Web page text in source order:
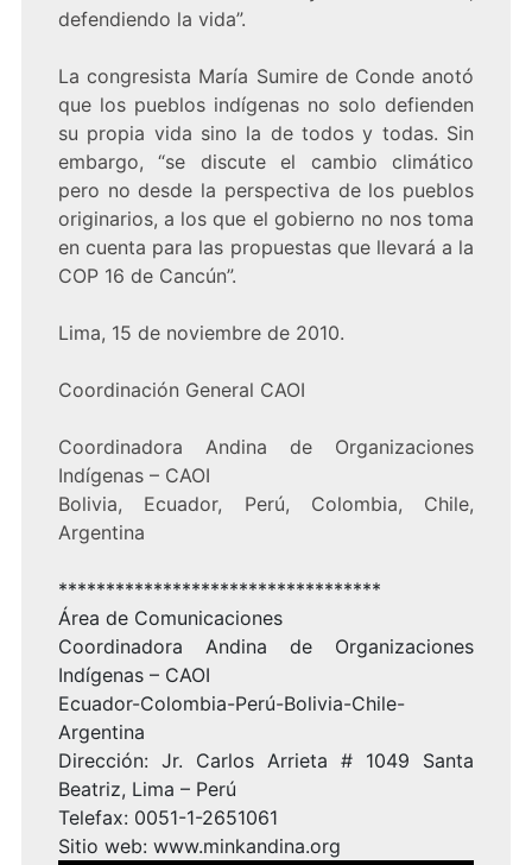
defendiendo la vida”.
La congresista María Sumire de Conde anotó
que los pueblos indígenas no solo defienden
su propia vida sino la de todos y todas. Sin
embargo, “se discute el cambio climático
pero no desde la perspectiva de los pueblos
originarios, a los que el gobierno no nos toma
en cuenta para las propuestas que llevará a la
COP 16 de Cancún”.
Lima, 15 de noviembre de 2010.
Coordinación General CAOI
Coordinadora Andina de Organizaciones
Indígenas – CAOI
Bolivia, Ecuador, Perú, Colombia, Chile,
Argentina
**********************************
Área de Comunicaciones
Coordinadora Andina de Organizaciones
Indígenas – CAOI
Ecuador-Colombia-Perú-Bolivia-Chile-
Argentina
Dirección: Jr. Carlos Arrieta # 1049 Santa
Beatriz, Lima – Perú
Telefax: 0051-1-2651061
Sitio web: www.minkandina.org